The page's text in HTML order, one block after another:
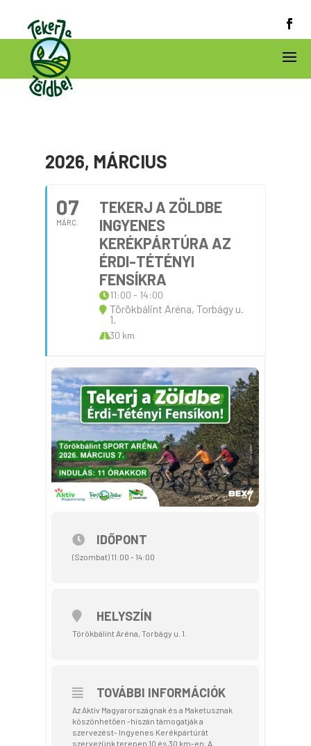
2026, MÁRCIUS
07
MÁRC.
TEKERJ A ZÖLDBE
INGYENES
KERÉKPÁRTÚRA AZ
ÉRDI-TÉTÉNYI
FENSÍKRA
11:00 - 14:00
Törökbálint Aréna, Torbágy u.
1.
30 km
IDŐPONT
(Szombat) 11:00 - 14:00
HELYSZÍN
Törökbálint Aréna, Torbágy u. 1.
TOVÁBBI INFORMÁCIÓK
Az Aktív Magyarországnak és a Maketusznak
köszönhetően -hiszán támogatják a
szervezést- Ingyenes Kerékpártúrát
szervezünk terepen 10 és 30 km-en. A